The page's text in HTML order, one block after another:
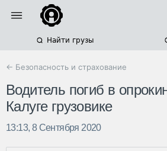
Найти грузы
← Безопасность и страхование
Водитель погиб в
Калуге грузовике
13:13, 8 Сентября 2020